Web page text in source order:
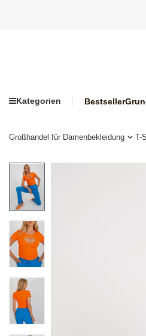
Kategorien Bestseller
Großhandel für Damenbekleidung T-